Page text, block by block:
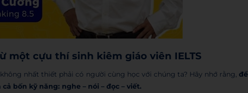
một cựu thí sinh kiêm giáo viên IELTS
nhất thiết phải có người cùng học với chúng ta? Hãy nhớ rằng,để
bốn kỹ năng: nghe – nói – đọc – viết.